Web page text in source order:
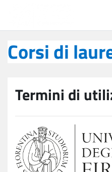
Corsi di
Termini di